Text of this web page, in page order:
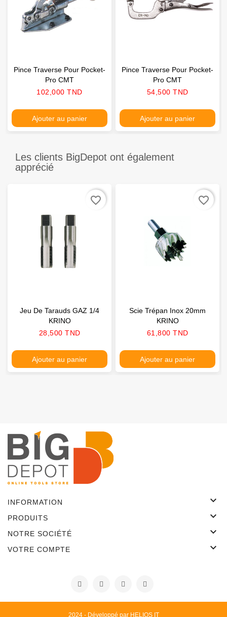
Pince Traverse Pour Pocket-
Pro CMT
Prix
102,000 TND
Ajouter au panier
Pince Traverse Pour Pocket-
Pro CMT
Prix
54,500 TND
Ajouter au panier
Les clients BigDepot ont également
apprécié
Jeu De Tarauds GAZ 1/4
KRINO
Prix
28,500 TND
Ajouter au panier
favorite_border
Scie Trépan Inox 20mm
KRINO
Prix
61,800 TND
Ajouter au panier
favorite_border
INFORMATION 
PRODUITS 
NOTRE SOCIÉTÉ 
VOTRE COMPTE 
2024 - Développé par HELIOS IT